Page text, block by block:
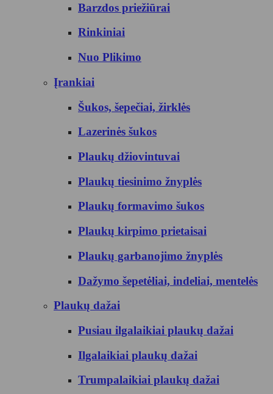
Barzdos priežiūrai
Rinkiniai
Nuo Plikimo
Įrankiai
Šukos, šepečiai, žirklės
Lazerinės šukos
Plaukų džiovintuvai
Plaukų tiesinimo žnyplės
Plaukų formavimo šukos
Plaukų kirpimo prietaisai
Plaukų garbanojimo žnyplės
Dažymo šepetėliai, indeliai, mentelės
Plaukų dažai
Pusiau ilgalaikiai plaukų dažai
Ilgalaikiai plaukų dažai
Trumpalaikiai plaukų dažai